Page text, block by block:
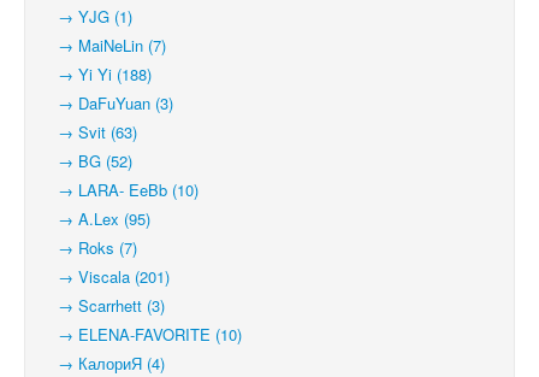
→ YJG (1)
→ MaiNeLin (7)
→ Yi Yi (188)
→ DaFuYuan (3)
→ Svit (63)
→ BG (52)
→ LARA- EeBb (10)
→ A.Lex (95)
→ Roks (7)
→ Viscala (201)
→ Scarrhett (3)
→ ELENA-FAVORITE (10)
→ КалориЯ (4)